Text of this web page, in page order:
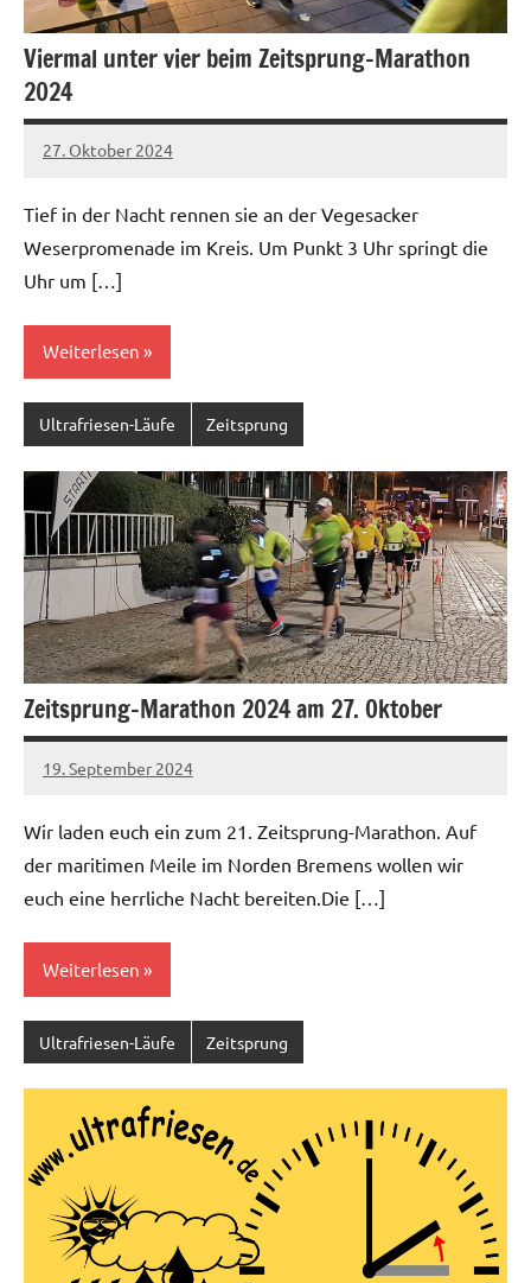
Viermal unter vier beim Zeitsprung-Marathon
2024
27. Oktober 2024
admin
Keine
Tief in der Nacht rennen sie an der Vegesacker
Weserpromenade im Kreis. Um Punkt 3 Uhr springt die
Uhr um […]
Weiterlesen
Ultrafriesen-Läufe Zeitsprung
Zeitsprung-Marathon 2024 am 27. Oktober
19. September 2024
admin
Keine
Wir laden euch ein zum 21. Zeitsprung-Marathon. Auf
der maritimen Meile im Norden Bremens wollen wir
euch eine herrliche Nacht bereiten.Die […]
Weiterlesen
Ultrafriesen-Läufe Zeitsprung